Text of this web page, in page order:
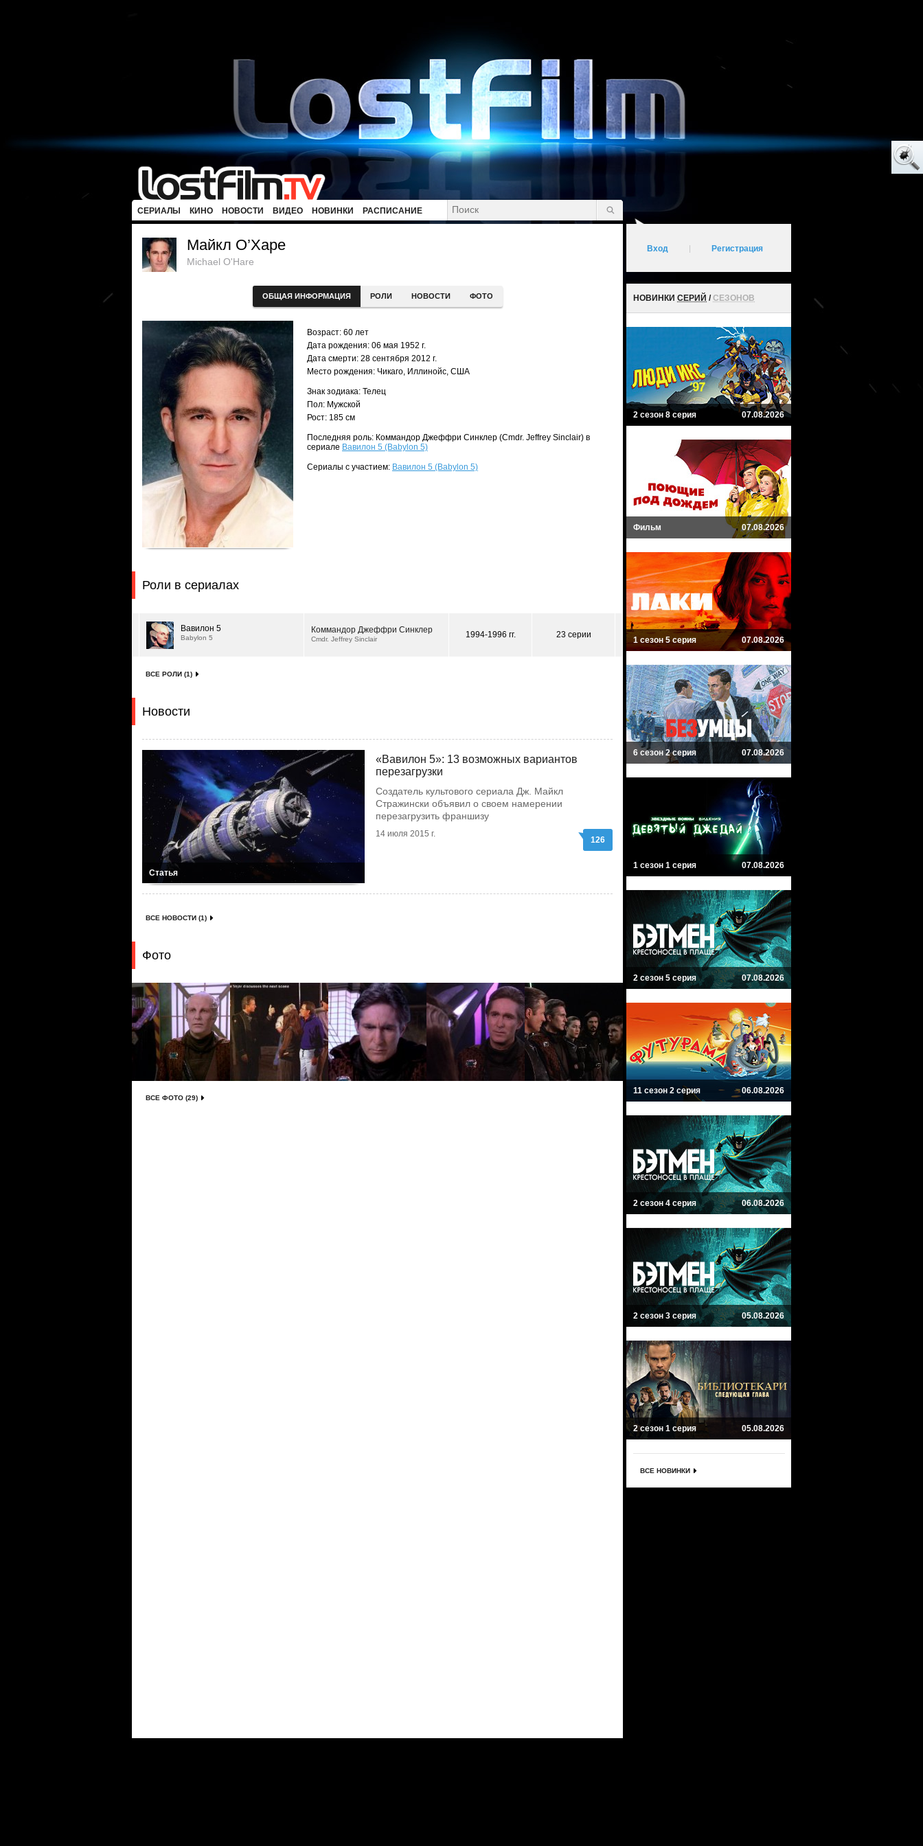
СЕРИАЛЫ КИНО НОВОСТИ ВИДЕО НОВИНКИ РАСПИСАНИЕ
Майкл О’Харе
Michael O'Hare
ОБЩАЯ ИНФОРМАЦИЯ РОЛИ НОВОСТИ ФОТО
Возраст: 60 лет
Дата рождения: 06 мая 1952 г.
Дата смерти: 28 сентября 2012 г.
Место рождения: Чикаго, Иллинойс, США
Знак зодиака: Телец
Пол: Мужской
Рост: 185 см
Последняя роль: Коммандор Джеффри Синклер (Cmdr. Jeffrey Sinclair) в
сериале Вавилон 5 (Babylon 5)
Сериалы с участием: Вавилон 5 (Babylon 5)
Роли в сериалах
Вавилон 5
Babylon 5
Коммандор Джеффри Синклер
Cmdr. Jeffrey Sinclair 1994-1996 гг. 23 серии
ВСЕ РОЛИ (1)
Новости
Статья
«Вавилон 5»: 13 возможных вариантов
перезагрузки
Создатель культового сериала Дж. Майкл
Стражински объявил о своем намерении
перезагрузить франшизу
14 июля 2015 г.
126
ВСЕ НОВОСТИ (1)
Фото
ВСЕ ФОТО (29)
Вход Регистрация
НОВИНКИ СЕРИЙ /СЕЗОНОВ
2 сезон 8 серия 07.08.2026
Фильм 07.08.2026
1 сезон 5 серия 07.08.2026
6 сезон 2 серия 07.08.2026
1 сезон 1 серия 07.08.2026
2 сезон 5 серия 07.08.2026
11 сезон 2 серия 06.08.2026
2 сезон 4 серия 06.08.2026
2 сезон 3 серия 05.08.2026
2 сезон 1 серия 05.08.2026
ВСЕ НОВИНКИ